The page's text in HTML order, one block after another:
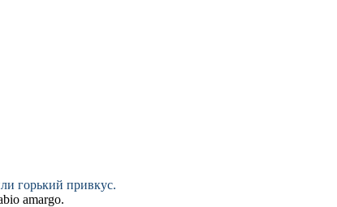
горький привкус.
amargo.